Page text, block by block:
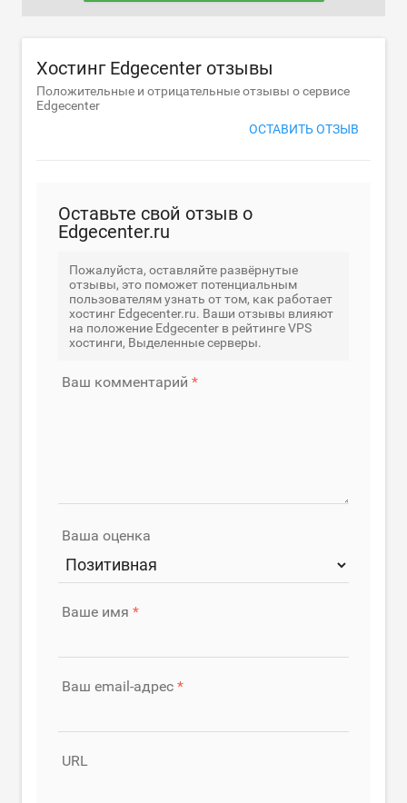
Хостинг Edgecenter отзывы
Положительные и отрицательные отзывы о сервисе
Edgecenter
ОСТАВИТЬ ОТЗЫВ
Оставьте свой отзыв о
Edgecenter.ru
Пожалуйста, оставляйте развёрнутые
отзывы, это поможет потенциальным
пользователям узнать от том, как работает
хостинг Edgecenter.ru. Ваши отзывы влияют
на положение Edgecenter в рейтинге VPS
хостинги, Выделенные серверы.
Ваш комментарий
Ваша оценка
Ваше имя
Ваш email-адрес
URL